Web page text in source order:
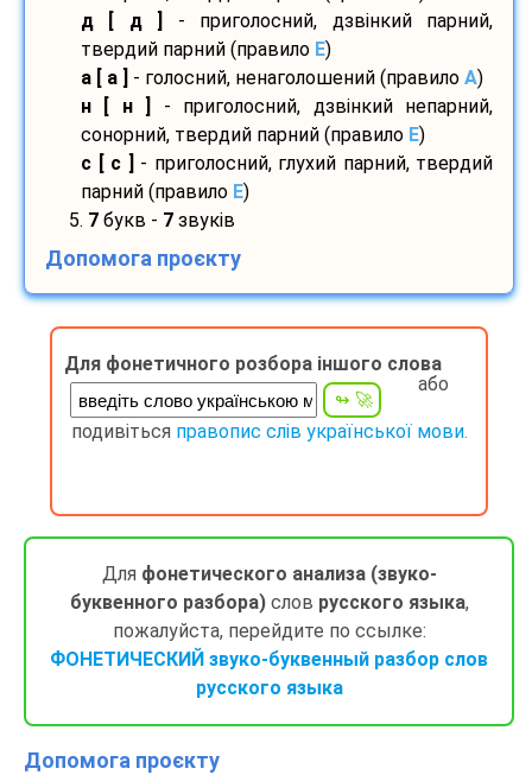
д [ д ]
- приголосний, дзвінкий парний,
твердий парний (правило E)
а [ а ]
- голосний, ненаголошений (правило A)
н [ н ]
- приголосний, дзвінкий непарний,
сонорний, твердий парний (правило E)
с [ с ]
- приголосний, глухий парний, твердий
парний (правило E)
5. 7 букв - 7 звуків
Допомога проєкту
Для фонетичного розбора іншого слова
або
подивіться правопис слів української мови.
Для фонетического анализа (звуко-
буквенного разбора)слов русского языка,
пожалуйста, перейдите по ссылке:
ФОНЕТИЧЕСКИЙ звуко-буквенный разбор слов
русского языка
Допомога проєкту